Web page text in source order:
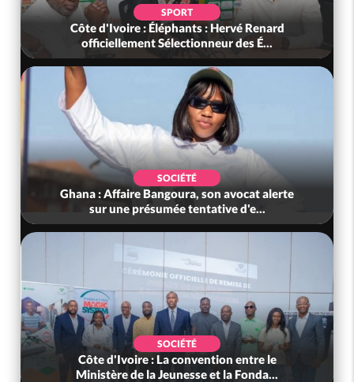
SPORT
Côte d'Ivoire : Éléphants : Hervé Renard
officiellement Sélectionneur des É...
SOCIÉTÉ
Ghana : Affaire Bangoura, son avocat alerte
sur une présumée tentative d'e...
SOCIÉTÉ
Côte d'Ivoire : La convention entre le
Ministère de la Jeunesse et la Fonda...